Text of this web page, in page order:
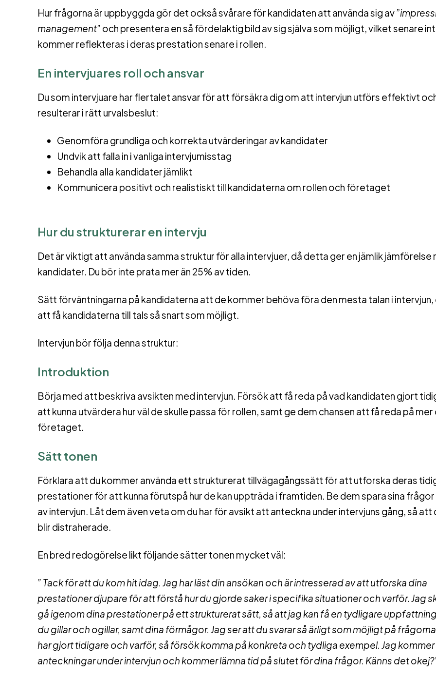
Hur frågorna är uppbyggda gör det också svårare för kandidaten att använda sig av ”
management” och presentera en så fördelaktig bild av sig själva som möjligt, vilket senare
kommer reflekteras i deras prestation senare i rollen.
En intervjuares roll och ansvar
Du som intervjuare har flertalet ansvar för att försäkra dig om att intervjun utförs effektivt
resulterar i rätt urvalsbeslut:
Genomföra grundliga och korrekta utvärderingar av kandidater
Undvik att falla in i vanliga intervjumisstag
Behandla alla kandidater jämlikt
Kommunicera positivt och realistiskt till kandidaterna om rollen och företaget
Hur du strukturerar en intervju
Det är viktigt att använda samma struktur för alla intervjuer, då detta ger en jämlik jämförelse
kandidater. Du bör inte prata mer än 25% av tiden.
Sätt förväntningarna på kandidaterna att de kommer behöva föra den mesta talan i
att få kandidaterna till tals så snart som möjligt.
Intervjun bör följa denna struktur:
Introduktion
Börja med att beskriva avsikten med intervjun. Försök att få reda på vad kandidaten gjort
att kunna utvärdera hur väl de skulle passa för rollen, samt ge dem chansen att få reda på mer
företaget.
Sätt tonen
Förklara att du kommer använda ett strukturerat tillvägagångssätt för att utforska deras
prestationer för att kunna förutspå hur de kan uppträda i framtiden. Be dem spara sina
av intervjun. Låt dem även veta om du har för avsikt att anteckna under intervjuns gång, så att
blir distraherade.
En bred redogörelse likt följande sätter tonen mycket väl:
” Tack för att du kom hit idag. Jag har läst din ansökan och är intresserad av att utforska dina
prestationer djupare för att förstå hur du gjorde saker i specifika situationer och varför. Jag
gå igenom dina prestationer på ett strukturerat sätt, så att jag kan få en tydligare
du gillar och ogillar, samt dina förmågor. Jag ser att du svarar så ärligt som möjligt på
har gjort tidigare och varför, så försök komma på konkreta och tydliga exempel. Jag
anteckningar under intervjun och kommer lämna tid på slutet för dina frågor. Känns det